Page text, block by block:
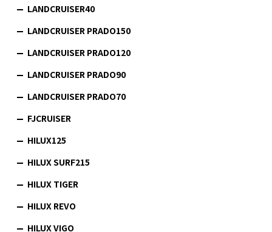
LANDCRUISER40
LANDCRUISER PRADO150
LANDCRUISER PRADO120
LANDCRUISER PRADO90
LANDCRUISER PRADO70
FJCRUISER
HILUX125
HILUX SURF215
HILUX TIGER
HILUX REVO
HILUX VIGO